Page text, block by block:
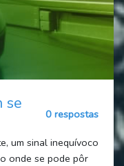
se
0 respostas
um sinal inequívoco
onde se pode pôr